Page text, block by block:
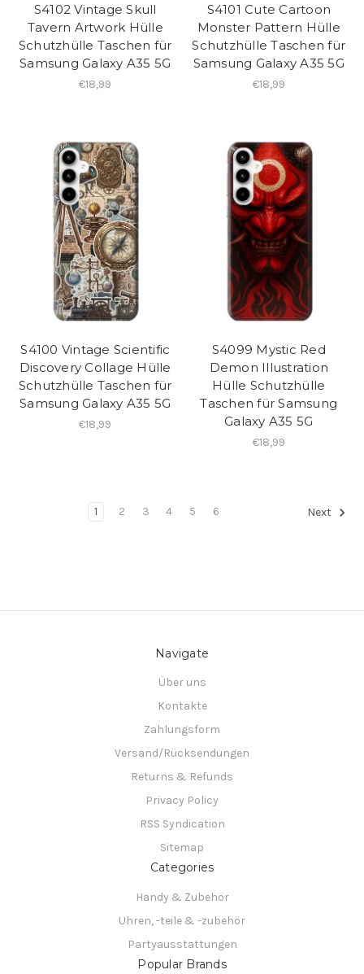
S4102 Vintage Skull
Tavern Artwork Hülle
Schutzhülle Taschen für
Samsung Galaxy A35 5G
€18,99
S4101 Cute Cartoon
Monster Pattern Hülle
Schutzhülle Taschen für
Samsung Galaxy A35 5G
€18,99
S4100 Vintage Scientific
Discovery Collage Hülle
Schutzhülle Taschen für
Samsung Galaxy A35 5G
€18,99
S4099 Mystic Red
Demon Illustration
Hülle Schutzhülle
Taschen für Samsung
Galaxy A35 5G
€18,99
1 2 3 4 5 6 Next
Navigate
Über uns
Kontakte
Zahlungsform
Versand/Rücksendungen
Returns & Refunds
Privacy Policy
RSS Syndication
Sitemap
Categories
Handy & Zubehör
Uhren, -teile & -zubehör
Partyausstattungen
Popular Brands